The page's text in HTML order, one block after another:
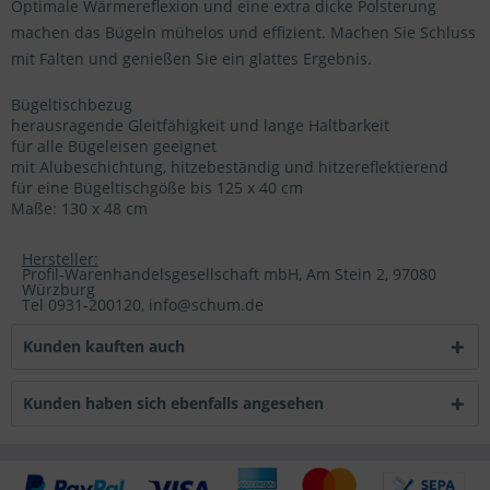
Optimale Wärmereflexion und eine extra dicke Polsterung
machen das Bügeln mühelos und effizient. Machen Sie Schluss
mit Falten und genießen Sie ein glattes Ergebnis.
Bügeltischbezug
herausragende Gleitfähigkeit und lange Haltbarkeit
für alle Bügeleisen geeignet
mit Alubeschichtung, hitzebeständig und hitzereflektierend
für eine Bügeltischgöße bis 125 x 40 cm
Maße: 130 x 48 cm
Hersteller:
Profil-Warenhandelsgesellschaft mbH, Am Stein 2, 97080
Würzburg
Tel 0931-200120, info@schum.de
Kunden kauften auch
Kunden haben sich ebenfalls angesehen